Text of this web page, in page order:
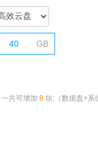
GB
一共可增加 8 块;（数据盘+系